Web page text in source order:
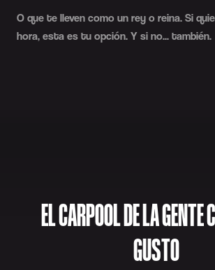
O que te lleven como un rey o reina. Si
hora, esta es tu opción. Y si no... también.
EL CARPOOL DE LA GENTE
GUSTO